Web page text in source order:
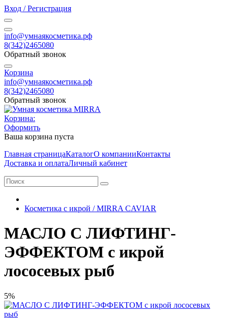
Вход / Регистрация
info@умнаякосметика.рф
8(342)2465080
Обратный звонок
Корзина
info@умнаякосметика.рф
8(342)2465080
Обратный звонок
Корзина:
Оформить
Ваша корзина пуста
Главная страницаКаталогО компанииКонтакты
Доставка и оплатаЛичный кабинет
Косметика с икрой / MIRRA CAVIAR
МАСЛО С ЛИФТИНГ-
ЭФФЕКТОМ с икрой
лососевых рыб
5%